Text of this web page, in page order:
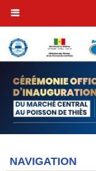
NAVIGATION